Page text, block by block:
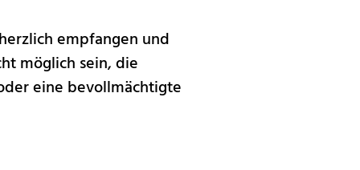
empfangen und
möglich sein, die
eine bevollmächtigte